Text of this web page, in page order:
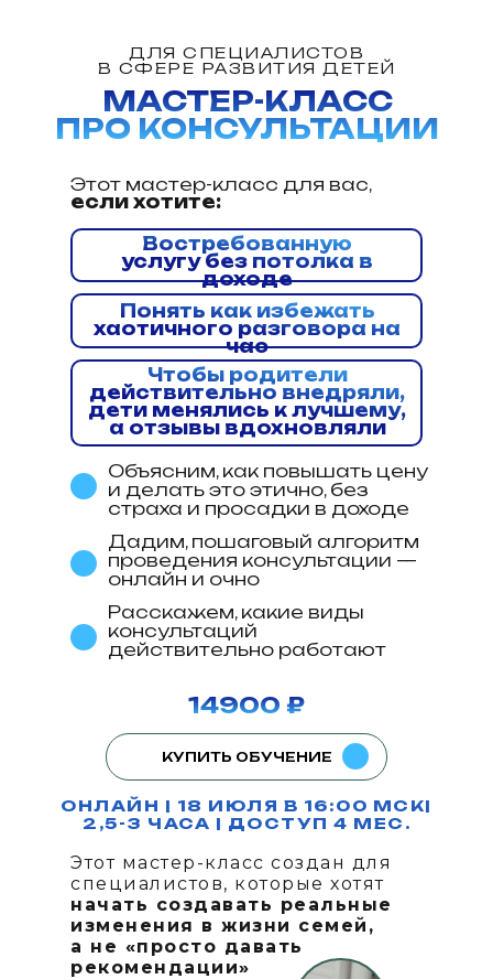
МАСТЕР-КЛАСС
ПРО КОНСУЛЬТАЦИИ
ОНЛАЙН | 18 ИЮЛЯ В 16:00 МСК|
2,5-3 ЧАСА | ДОСТУП 4 МЕС.
ДЛЯ СПЕЦИАЛИСТОВ
В СФЕРЕ РАЗВИТИЯ ДЕТЕЙ
КУПИТЬ ОБУЧЕНИЕ
Востребованную
услугу без потолка в
доходе
Понять как избежать
хаотичного разговора на
час
Чтобы родители
действительно внедряли,
дети менялись к лучшему,
а отзывы вдохновляли
Расскажем, какие виды
консультаций
действительно работают
Этот мастер-класс для вас,
если хотите:
Объясним, как повышать цену
и делать это этично, без
страха и просадки в доходе
Дадим, пошаговый алгоритм
проведения консультации —
онлайн и очно
Этот мастер-класс создан для
специалистов, которые хотят
начать создавать реальные
изменения в жизни семей,
а не «просто давать
рекомендации»
14900 ₽